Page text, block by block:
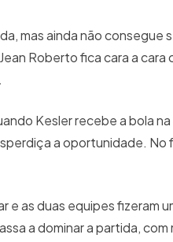
mas ainda não consegue
Roberto fica cara a cara
Kesler recebe a bola
a oportunidade. No
as duas equipes fizeram
a dominar a partida, com